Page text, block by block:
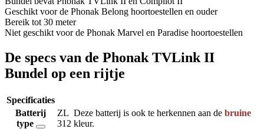
Geschikt voor de Phonak Belong hoortoestellen en ouder
Bereik tot 30 meter
Niet geschikt voor de Phonak Marvel en Paradise hoortoestellen
De specs van de Phonak TVLink II
Bundel op een rijtje
Specificaties
Batterij
type
ZL
312
Deze batterij is ook te herkennen aan de bruine
kleur.